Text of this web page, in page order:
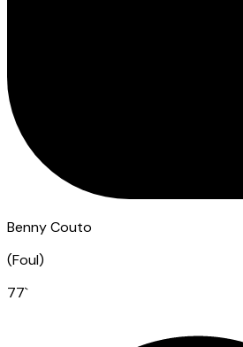
Benny Couto
(Foul)
77`